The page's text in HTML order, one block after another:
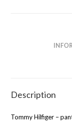
Description
Tommy Hilfiger –